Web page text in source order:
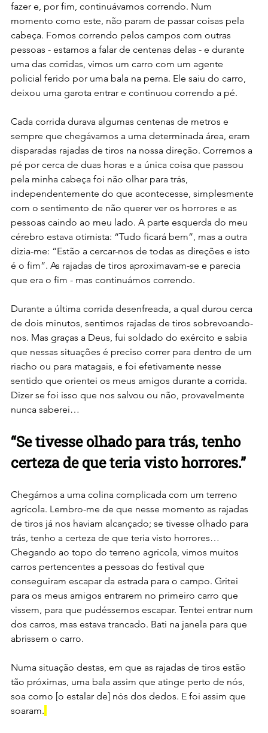
fazer e, por fim, continuávamos correndo. Num
momento como este, não param de passar coisas pela
cabeça. Fomos correndo pelos campos com outras
pessoas - estamos a falar de centenas delas - e durante
uma das corridas, vimos um carro com um agente
policial ferido por uma bala na perna. Ele saiu do carro,
deixou uma garota entrar e continuou correndo a pé.
Cada corrida durava algumas centenas de metros e
sempre que chegávamos a uma determinada área, eram
disparadas rajadas de tiros na nossa direção. Corremos a
pé por cerca de duas horas e a única coisa que passou
pela minha cabeça foi não olhar para trás,
independentemente do que acontecesse, simplesmente
com o sentimento de não querer ver os horrores e as
pessoas caindo ao meu lado. A parte esquerda do meu
cérebro estava otimista: “Tudo ficará bem”, mas a outra
dizia-me: “Estão a cercar-nos de todas as direções e isto
é o fim”. As rajadas de tiros aproximavam-se e parecia
que era o fim - mas continuámos correndo.
Durante a última corrida desenfreada, a qual durou cerca
de dois minutos, sentimos rajadas de tiros sobrevoando-
nos. Mas graças a Deus, fui soldado do exército e sabia
que nessas situações é preciso correr para dentro de um
riacho ou para matagais, e foi efetivamente nesse
sentido que orientei os meus amigos durante a corrida.
Dizer se foi isso que nos salvou ou não, provavelmente
nunca saberei…
“Se tivesse olhado para trás, tenho
certeza de que teria visto horrores.”
Chegámos a uma colina complicada com um terreno
agrícola. Lembro-me de que nesse momento as rajadas
de tiros já nos haviam alcançado; se tivesse olhado para
trás, tenho a certeza de que teria visto horrores…
Chegando ao topo do terreno agrícola, vimos muitos
carros pertencentes a pessoas do festival que
conseguiram escapar da estrada para o campo. Gritei
para os meus amigos entrarem no primeiro carro que
vissem, para que pudéssemos escapar. Tentei entrar num
dos carros, mas estava trancado. Bati na janela para que
abrissem o carro.
Numa situação destas, em que as rajadas de tiros estão
tão próximas, uma bala assim que atinge perto de nós,
soa como [o estalar de] nós dos dedos. E foi assim que
soaram.